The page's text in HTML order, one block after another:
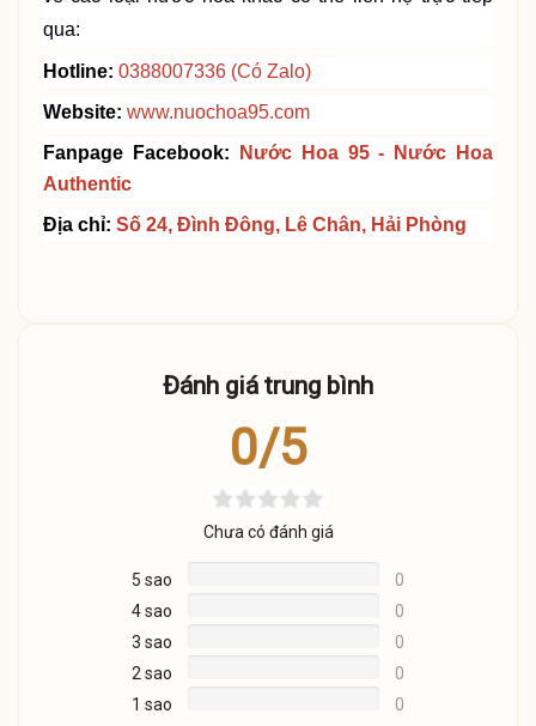
qua:
Hotline: 0388007336 (Có Zalo)
Website: www.nuochoa95.com
Fanpage Facebook:
Nước Hoa 95 - Nước Hoa
Authentic
Địa chỉ: Số 24, Đình Đông, Lê Chân, Hải Phòng
Đánh giá trung bình
0/5
Chưa có đánh giá
5 sao
0
4 sao
0
3 sao
0
2 sao
0
1 sao
0